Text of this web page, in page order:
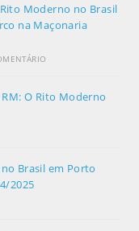
Moderno no Brasil
na Maçonaria
O Rito Moderno
Brasil em Porto
2025